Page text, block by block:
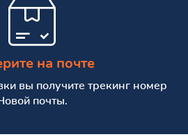
на почте
вы получите трекинг номер
почты.